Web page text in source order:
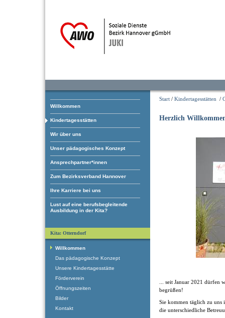
Willkommen
Kindertagesstätten
Wir über uns
Unser pädagogisches Konzept
Ansprechpartner*innen
Zum Bezirksverband Hannover
Ihre Karriere bei uns
Lust auf eine berufsbegleitende
Ausbildung in der Kita?
Start / Kindertagesstätten /
Herzlich
... seit Januar 2021 dürfen
begrüßen!
Sie kommen täglich zu uns
die unterschiedliche
Kita: Otterndorf
Willkommen
Das pädagogische Konzept
Unsere Kindertagesstätte
Förderverein
Öffnungszeiten
Bilder
Kontakt